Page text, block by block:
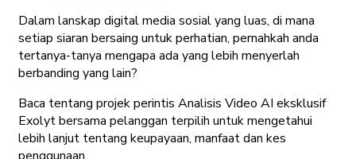
Dalam lanskap digital media sosial yang luas, di mana
setiap siaran bersaing untuk perhatian, pernahkah anda
tertanya-tanya mengapa ada yang lebih menyerlah
berbanding yang lain?
Baca tentang projek perintis Analisis Video AI eksklusif
Exolyt bersama pelanggan terpilih untuk mengetahui
lebih lanjut tentang keupayaan, manfaat dan kes